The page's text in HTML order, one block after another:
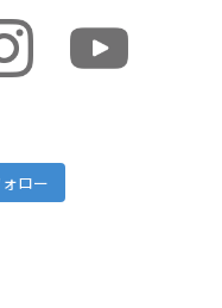
ロー